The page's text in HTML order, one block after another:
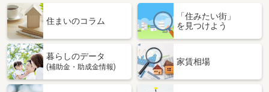
住まいのコラム
「住みたい街」
を見つけよう
暮らしのデータ
(補助金・助成金情報)
家賃相場